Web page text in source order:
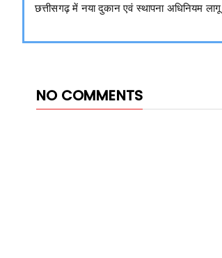
छत्तीसगढ़ में नया दुकान एवं स्थापना अधिनियम लागू
NO COMMENTS